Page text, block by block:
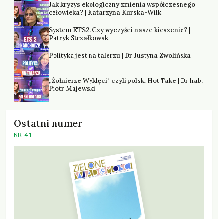
Jak kryzys ekologiczny zmienia współczesnego
człowieka? | Katarzyna Kurska-Wilk
System ETS2. Czy wyczyści nasze kieszenie? |
Patryk Strzałkowski
Polityka jest na talerzu | Dr Justyna Zwolińska
„Żołnierze Wyklęci” czyli polski Hot Take | Dr hab.
Piotr Majewski
Ostatni numer
NR 41